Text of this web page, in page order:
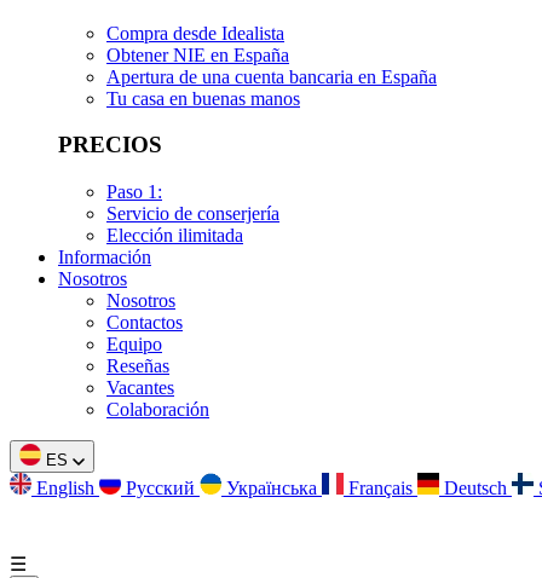
Compra desde Idealista
Obtener NIE en España
Apertura de una cuenta bancaria en España
Tu casa en buenas manos
PRECIOS
Paso 1:
Servicio de conserjería
Elección ilimitada
Información
Nosotros
Nosotros
Contactos
Equipo
Reseñas
Vacantes
Colaboración
ES
English Русский Українська Français Deutsch
☰